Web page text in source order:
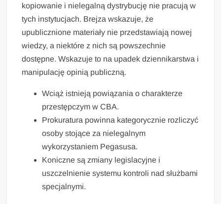
kopiowanie i nielegalną dystrybucję nie pracują w
tych instytucjach. Brejza wskazuje, że
upublicznione materiały nie przedstawiają nowej
wiedzy, a niektóre z nich są powszechnie
dostępne. Wskazuje to na upadek dziennikarstwa i
manipulację opinią publiczną.
Wciąż istnieją powiązania o charakterze
przestępczym w CBA.
Prokuratura powinna kategorycznie rozliczyć
osoby stojące za nielegalnym
wykorzystaniem Pegasusa.
Koniczne są zmiany legislacyjne i
uszczelnienie systemu kontroli nad służbami
specjalnymi.